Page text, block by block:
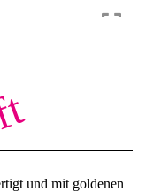
und mit goldenen